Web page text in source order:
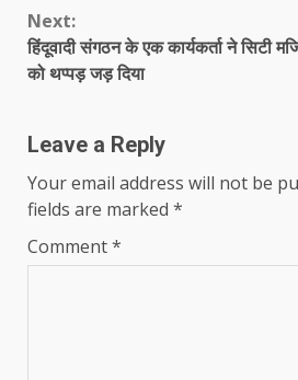
Next:
हिंदूवादी संगठन के एक कार्यकर्ता ने सिटी
को थप्पड़ जड़ दिया
Leave a Reply
Your email address will not be
fields are marked *
Comment*